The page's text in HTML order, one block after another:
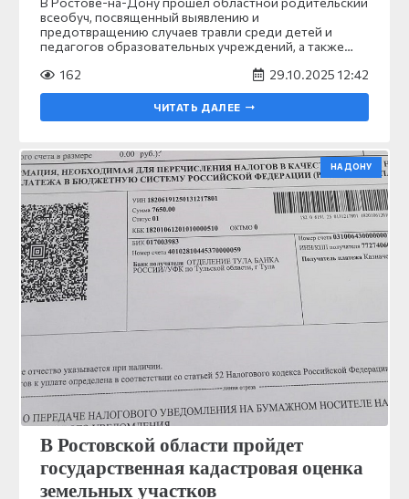
всеобуч, посвященный выявлению и
предотвращению случаев травли среди детей и
педагогов образовательных учреждений, а также…
162
29.10.2025 12:42
ЧИТАТЬ ДАЛЕЕ
НА ДОНУ
В Ростовской области пройдет
государственная кадастровая оценка
земельных участков